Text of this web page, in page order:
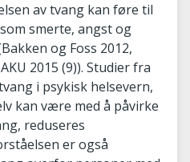
av tvang kan føre til
smerte, angst og
og Foss 2012,
2015 (9)). Studier fra
i psykisk helsevern,
kan være med å påvirke
reduseres
er også